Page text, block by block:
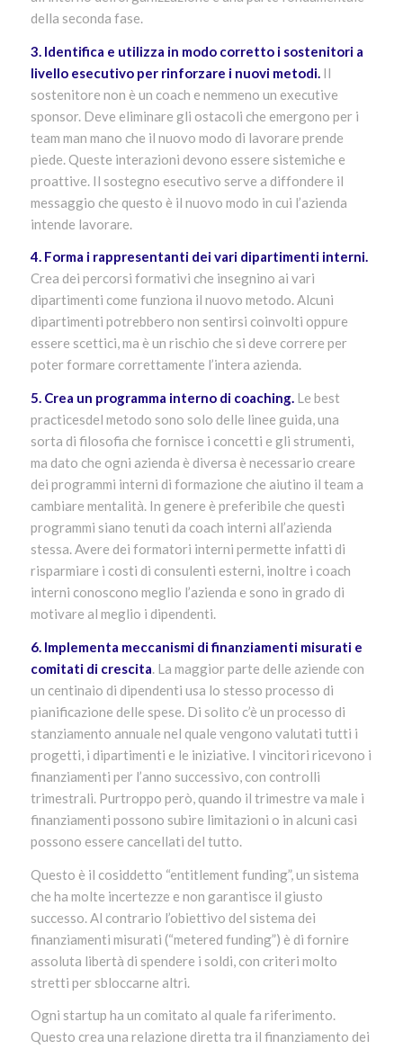
della seconda fase.
3. Identifica e utilizza in modo corretto i sostenitori a
livello esecutivo per rinforzare i nuovi metodi. Il
sostenitore non è un coach e nemmeno un executive
sponsor. Deve eliminare gli ostacoli che emergono per i
team man mano che il nuovo modo di lavorare prende
piede. Queste interazioni devono essere sistemiche e
proattive. Il sostegno esecutivo serve a diffondere il
messaggio che questo è il nuovo modo in cui l’azienda
intende lavorare.
4. Forma i rappresentanti dei vari dipartimenti interni.
Crea dei percorsi formativi che insegnino ai vari
dipartimenti come funziona il nuovo metodo. Alcuni
dipartimenti potrebbero non sentirsi coinvolti oppure
essere scettici, ma è un rischio che si deve correre per
poter formare correttamente l’intera azienda.
5. Crea un programma interno di coaching.Le best
practicesdel metodo sono solo delle linee guida, una
sorta di filosofia che fornisce i concetti e gli strumenti,
ma dato che ogni azienda è diversa è necessario creare
dei programmi interni di formazione che aiutino il team a
cambiare mentalità. In genere è preferibile che questi
programmi siano tenuti da coach interni all’azienda
stessa. Avere dei formatori interni permette infatti di
risparmiare i costi di consulenti esterni, inoltre i coach
interni conoscono meglio l’azienda e sono in grado di
motivare al meglio i dipendenti.
6. Implementa meccanismi di finanziamenti misurati e
comitati di crescita. La maggior parte delle aziende con
un centinaio di dipendenti usa lo stesso processo di
pianificazione delle spese. Di solito c’è un processo di
stanziamento annuale nel quale vengono valutati tutti i
progetti, i dipartimenti e le iniziative. I vincitori ricevono i
finanziamenti per l’anno successivo, con controlli
trimestrali. Purtroppo però, quando il trimestre va male i
finanziamenti possono subire limitazioni o in alcuni casi
possono essere cancellati del tutto.
Questo è il cosiddetto “entitlement funding”, un sistema
che ha molte incertezze e non garantisce il giusto
successo. Al contrario l’obiettivo del sistema dei
finanziamenti misurati (“metered funding”) è di fornire
assoluta libertà di spendere i soldi, con criteri molto
stretti per sbloccarne altri.
Ogni startup ha un comitato al quale fa riferimento.
Questo crea una relazione diretta tra il finanziamento dei